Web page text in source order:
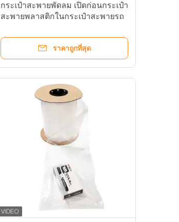
กระเป๋าสะพายพัดลม เปิดก่อนกระเป๋า
สะพายพลาสติกในกระเป๋าสะพายรถ
สิ่งแวดล้อม
ราคาถูกที่สุด